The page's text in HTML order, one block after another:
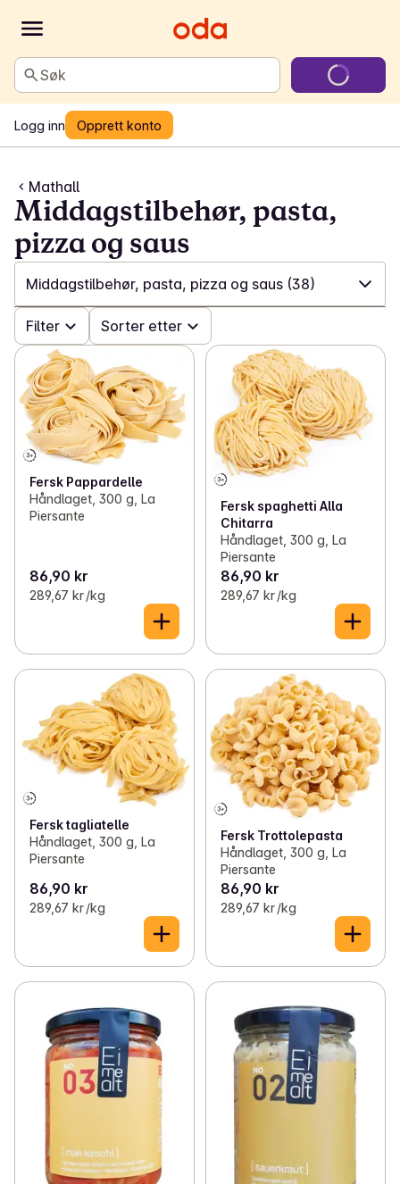
Søk
Logg inn Opprett konto
Mathall
Middagstilbehør, pasta,
pizza og saus
Middagstilbehør, pasta, pizza og saus (38)
✓ Alle (413)
Kjøttdisken (82)
✓ Fiskedisken (38)
✓ Brød og bakevarer (23)
✓ Norsk Håndverksost
✓ Meieri og egg
✓ Pålegg og spekemat
Middagstilbehør, pasta, pizza og saus
Mel og gryn (18)
Iskrem, søtsaker og snacks (41)
✓ Norske frukt og grønnsaker (31)
Filter Sorter etter
Fersk Pappardelle
Håndlaget, 300 g, La
Piersante
86,90 kr
289,67 kr /kg
Fersk spaghetti Alla
Chitarra
Håndlaget, 300 g, La
Piersante
86,90 kr
289,67 kr /kg
Fersk tagliatelle
Håndlaget, 300 g, La
Piersante
86,90 kr
289,67 kr /kg
Fersk Trottolepasta
Håndlaget, 300 g, La
Piersante
86,90 kr
289,67 kr /kg